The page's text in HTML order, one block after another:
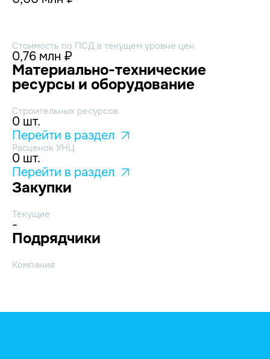
Стоимость по ПСД в текущем уровне цен
0,76 млн ₽
Материально-технические
ресурсы и оборудование
Строительных ресурсов
0 шт.
Перейти в раздел
Расценок УНЦ
0 шт.
Перейти в раздел
Закупки
Текущие
-
Подрядчики
Компания